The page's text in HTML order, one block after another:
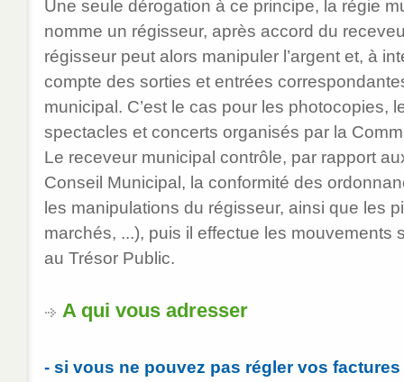
Une seule dérogation à ce principe, la régie
nomme un régisseur, après accord du
régisseur peut alors manipuler l’argent et, à
compte des sorties et entrées
municipal. C’est le cas pour les photocopies,
spectacles et concerts organisés par la
Le receveur municipal contrôle, par rapport
Conseil Municipal, la conformité des
les manipulations du régisseur, ainsi que les
marchés, ...), puis il effectue les mouvements
au Trésor Public.
A qui vous adresser
- si vous ne pouvez pas régler vos factures